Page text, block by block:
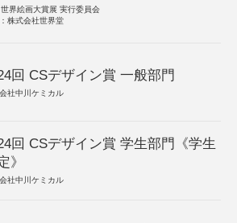
世界絵画大賞展 実行委員会
株式会社世界堂
回 CSデザイン賞 一般部門
社中川ケミカル
回 CSデザイン賞 学生部門《学生
》
社中川ケミカル